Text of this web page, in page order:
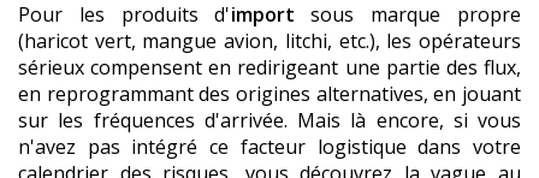
Pour les produits d'import sous marque propre
(haricot vert, mangue avion, litchi, etc.), les opérateurs
sérieux compensent en redirigeant une partie des flux,
en reprogrammant des origines alternatives, en jouant
sur les fréquences d'arrivée. Mais là encore, si vous
n'avez pas intégré ce facteur logistique dans votre